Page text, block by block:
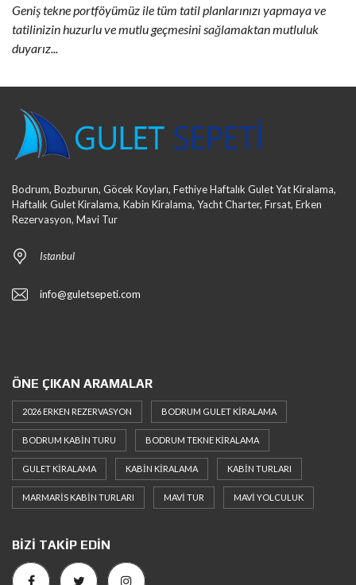
Geniş tekne portföyümüz ile tüm tatil planlarınızı yapmaya ve
tatilinizin huzurlu ve mutlu geçmesini sağlamaktan mutluluk
duyarız...
Bodrum, Bozburun, Göcek Koyları, Fethiye Haftalık Gulet Yat Kiralama,
Haftalık Gulet Kiralama, Kabin Kiralama, Yacht Charter, Fırsat, Erken
Rezervasyon, Mavi Tur
Istanbul
info@guletsepeti.com
ÖNE ÇIKAN ARAMALAR
2026 ERKEN REZERVASYON BODRUM GULET KIRALAMA
BODRUM KABIN TURU BODRUM TEKNE KIRALAMA
GULET KIRALAMA KABIN KIRALAMA KABIN TURLARI
MARMARIS KABIN TURLARI MAVI TUR MAVI YOLCULUK
BIZI TAKIP EDIN